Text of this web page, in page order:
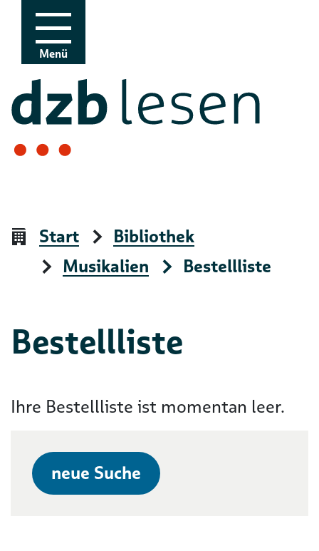
Zur Navigation
Zum Inhalt
Menü
Start
Bibliothek
Musikalien
Bestellliste
Bestellliste
Ihre Bestellliste ist momentan leer.
neue Suche